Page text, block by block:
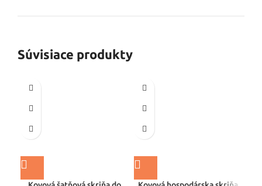
Súvisiace produkty